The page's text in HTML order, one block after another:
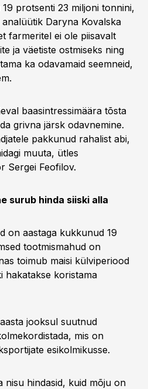
protsenti 23 miljoni tonnini,
Daryna Kovalska
farmeritel ei ole piisavalt
ja väetiste ostmiseks ning
ka odavamaid seemneid,
baasintressimäära tõsta
grivna järsk odavnemine.
pakkunud rahalist abi,
muuta, ütles
Sergei Feofilov.
surub hinda siiski alla
on aastaga kukkunud 19
tootmismahud on
toimub maisi külviperiood
hakatakse koristama
jooksul suutnud
mis on
esikolmikusse.
nisu hindasid, kuid mõju on